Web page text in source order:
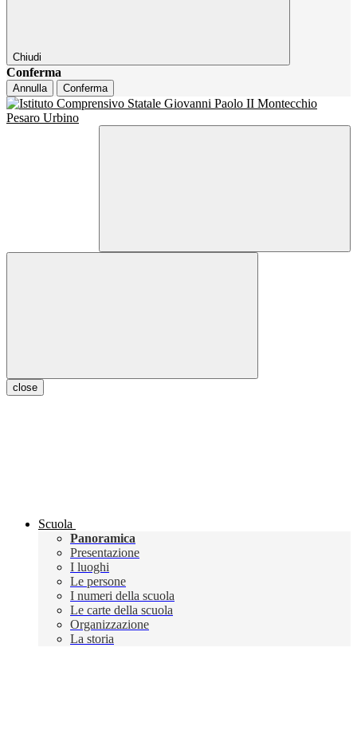
Chiudi
Conferma
Annulla Conferma
close
Scuola
Panoramica
Presentazione
I luoghi
Le persone
I numeri della scuola
Le carte della scuola
Organizzazione
La storia